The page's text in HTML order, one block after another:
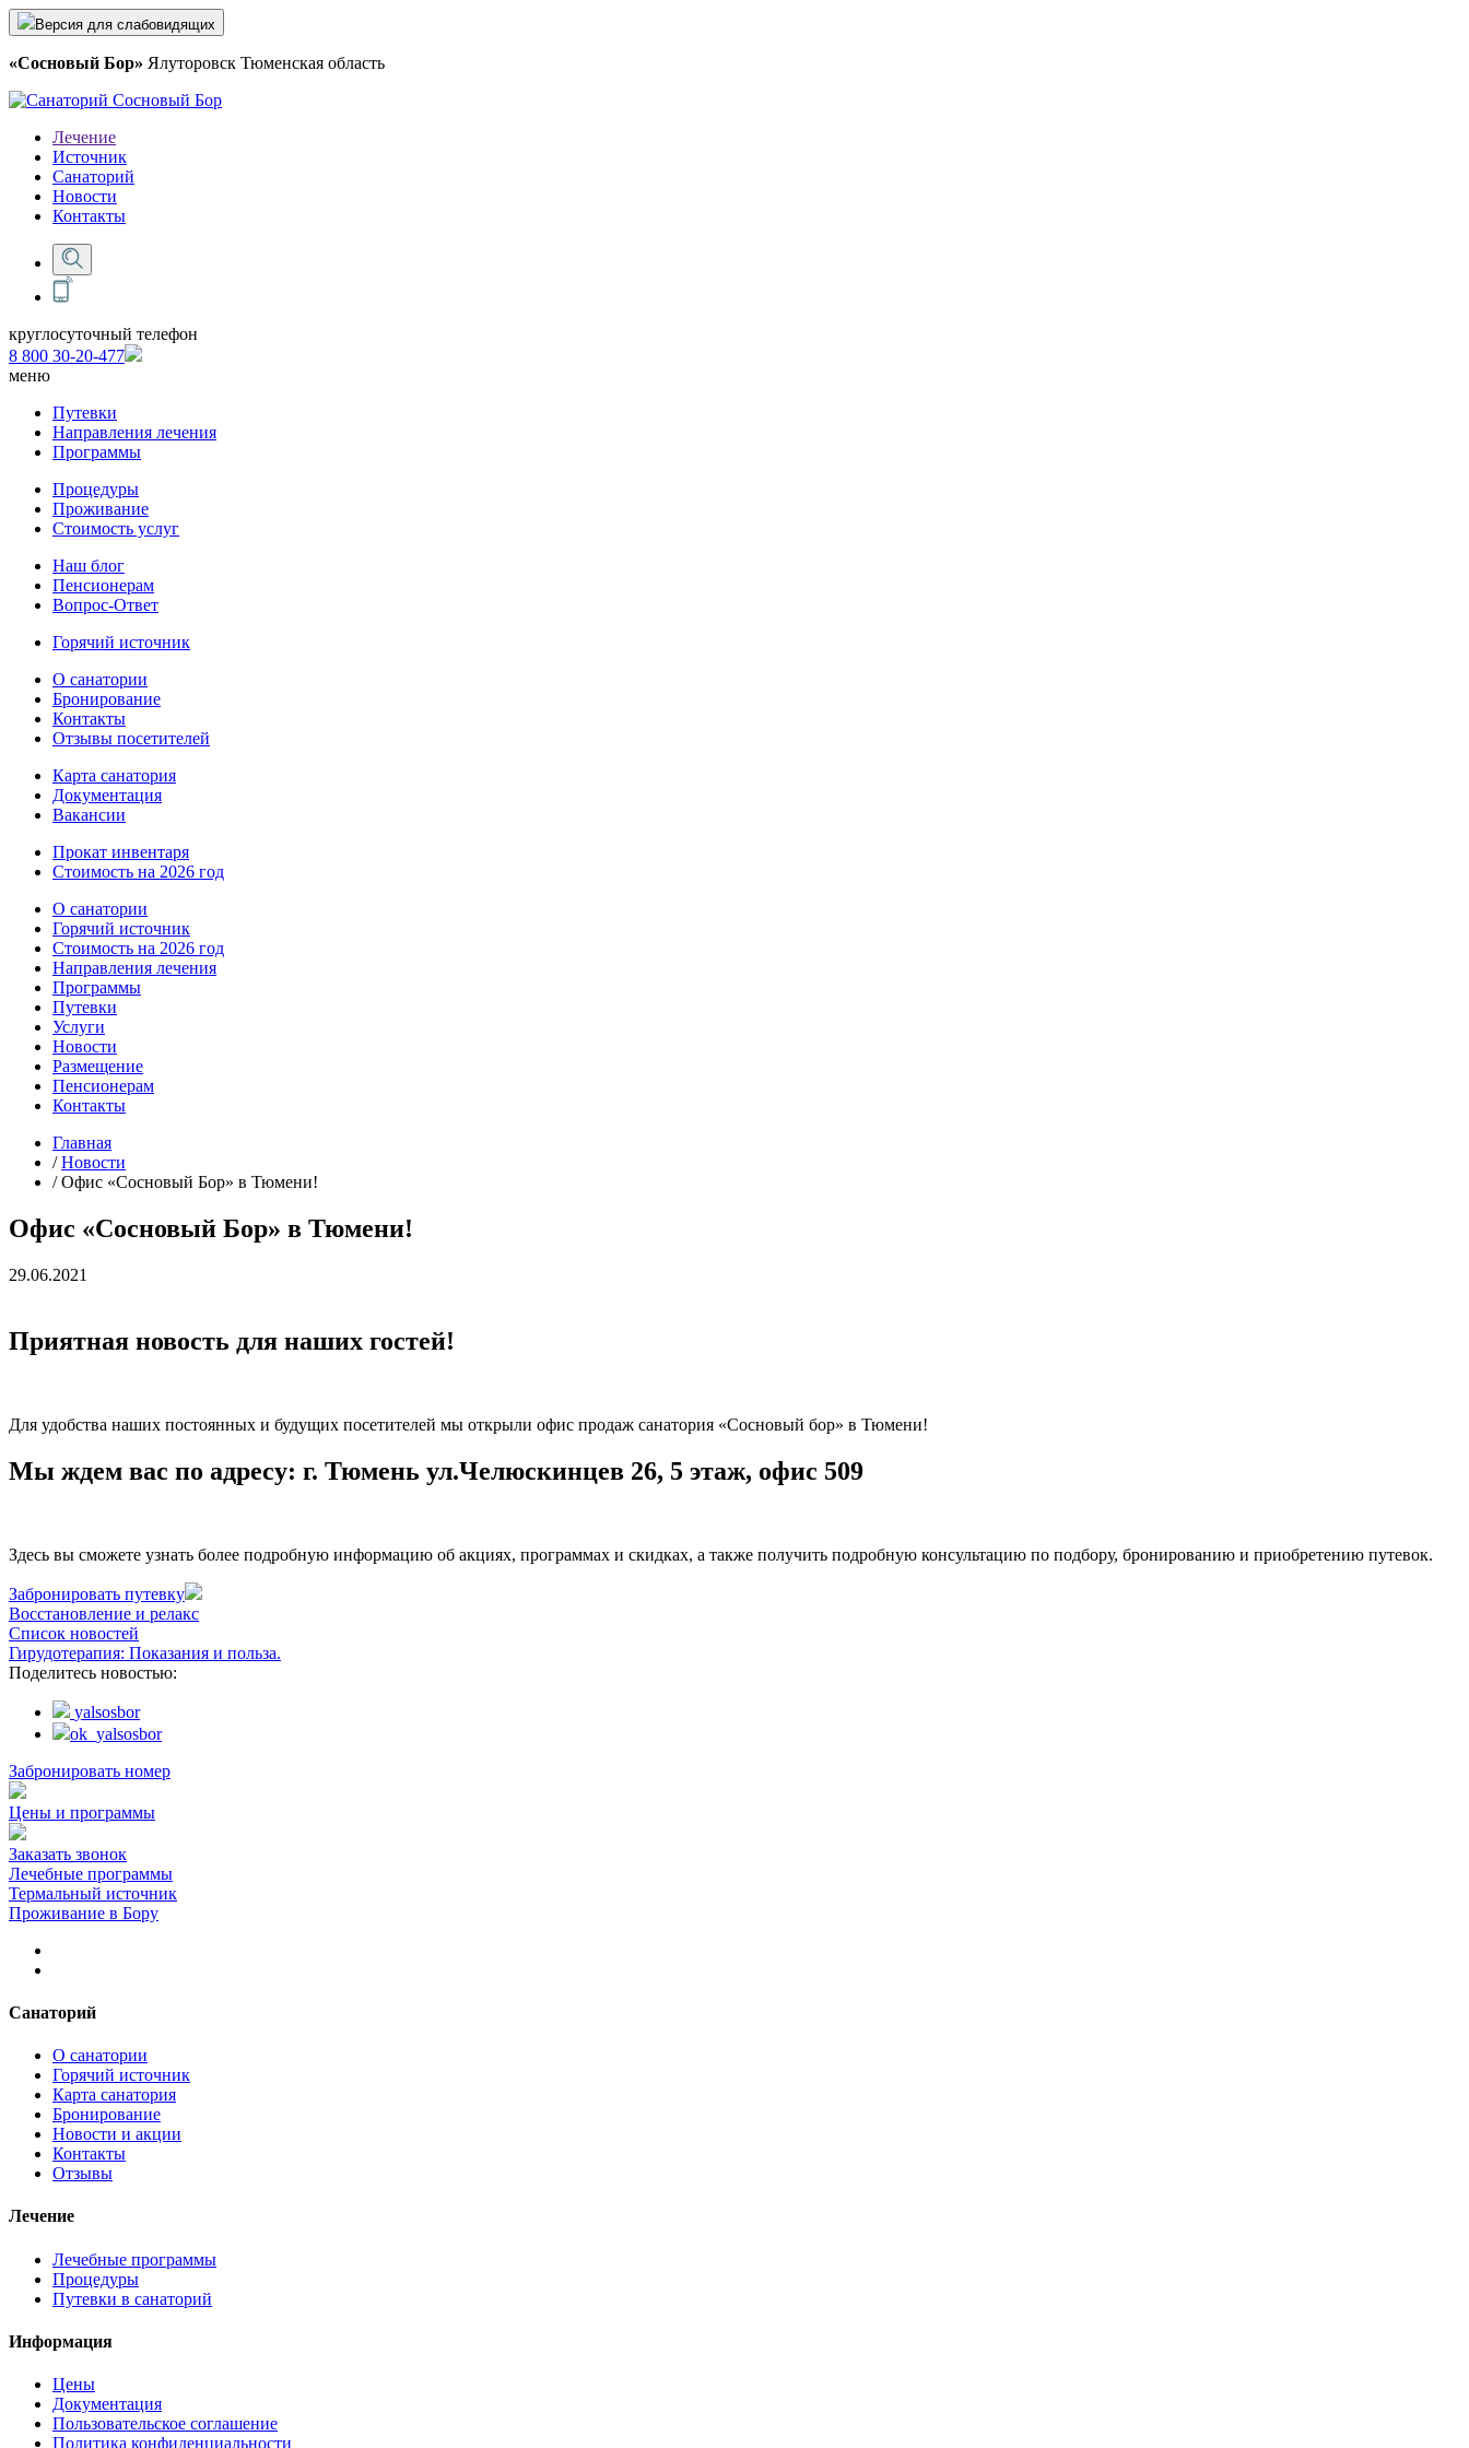
Версия для слабовидящих
«Сосновый Бор» Ялуторовск Тюменская область
Лечение
Источник
Санаторий
Новости
Контакты
круглосуточный телефон
8 800 30-20-477
меню
Путевки
Направления лечения
Программы
Процедуры
Проживание
Стоимость услуг
Наш блог
Пенсионерам
Вопрос-Ответ
Горячий источник
О санатории
Бронирование
Контакты
Отзывы посетителей
Карта санатория
Документация
Вакансии
Прокат инвентаря
Стоимость на 2026 год
О санатории
Горячий источник
Стоимость на 2026 год
Направления лечения
Программы
Путевки
Услуги
Новости
Размещение
Пенсионерам
Контакты
Главная
/Новости
/Офис «Сосновый Бор» в Тюмени!
Офис «Сосновый Бор» в Тюмени!
29.06.2021
Приятная новость для наших гостей!
Для удобства наших постоянных и будущих посетителей мы открыли офис продаж санатория «Сосновый бор» в Тюмени!
Мы ждем вас по адресу: г. Тюмень ул.Челюскинцев 26, 5 этаж, офис 509
Здесь вы сможете узнать более подробную информацию об акциях, программах и скидках, а также получить подробную консультацию по подбору, бронированию и приобретению путевок.
Забронировать путевку
Восстановление и релакс
Список новостей
Гирудотерапия: Показания и польза.
Поделитесь новостью:
yalsosbor
ok_yalsosbor
Забронировать номер
Цены и программы
Заказать звонок
Лечебные программы
Термальный источник
Проживание в Бору
Санаторий
О санатории
Горячий источник
Карта санатория
Бронирование
Новости и акции
Контакты
Отзывы
Лечение
Лечебные программы
Процедуры
Путевки в санаторий
Информация
Цены
Документация
Пользовательское соглашение
Политика конфиденциальности